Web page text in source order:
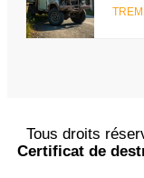
Tous droits
Certificat de